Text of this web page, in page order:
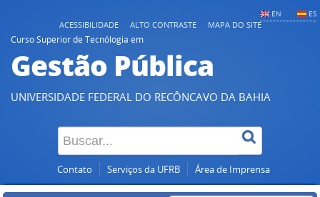
EN ES
ACESSIBILIDADE ALTO CONTRASTE
MAPA DO SITE
Curso Superior de Tecnólogia em
Gestão Pública
UNIVERSIDADE FEDERAL DO RECÔNCAVO DA BAHIA
Contato Serviços da UFRB Área de Imprensa